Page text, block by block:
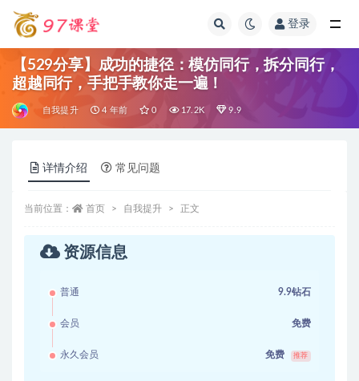
登录
【529分享】成功的捷径：模仿同行，拆分同行，
超越同行，手把手教你走一遍！
自我提升 4 年前 0 17.2K 9.9
详情介绍 常见问题
当前位置： 首页 自我提升 正文
资源信息
普通 9.9钻石
会员 免费
永久会员 免费 推荐